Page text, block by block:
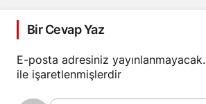
Bir Cevap Yaz
E-posta adresiniz yayınlanmayacak.
ile işaretlenmişlerdir